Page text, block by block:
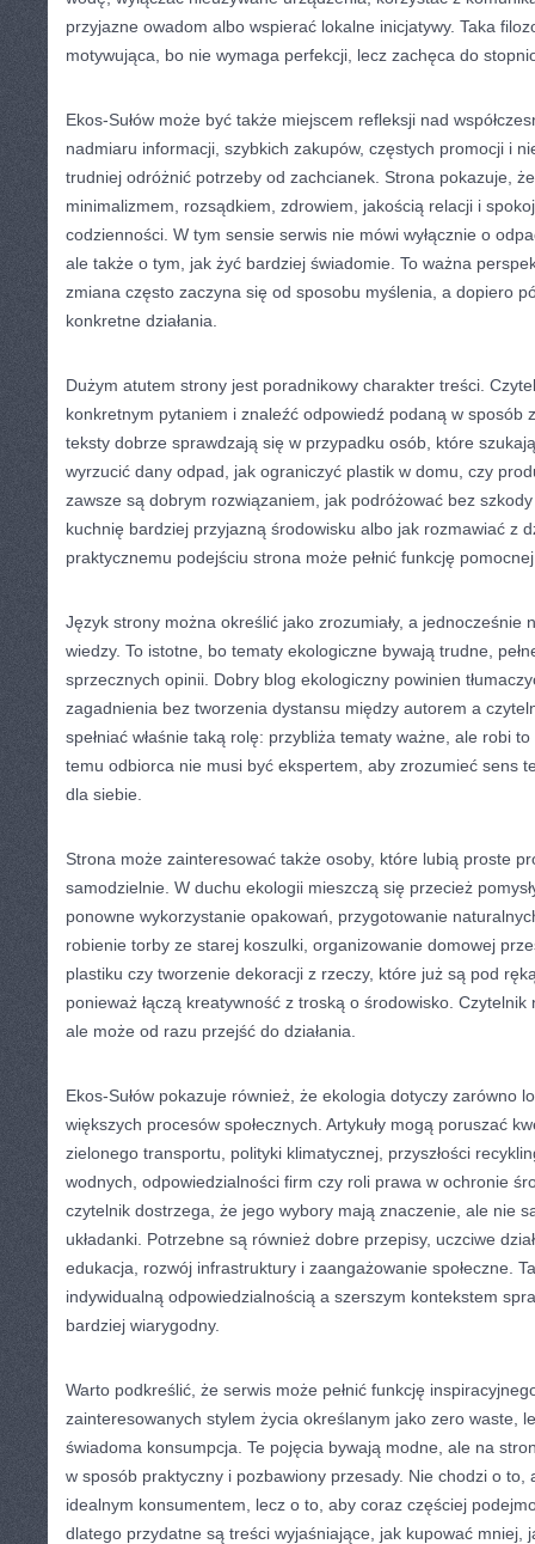
przyjazne owadom albo wspierać lokalne inicjatywy. Taka
motywująca, bo nie wymaga perfekcji, lecz zachęca do
Ekos-Sułów może być także miejscem refleksji nad
nadmiaru informacji, szybkich zakupów, częstych promocji i
trudniej odróżnić potrzeby od zachcianek. Strona pokazuje,
minimalizmem, rozsądkiem, zdrowiem, jakością relacji i
codzienności. W tym sensie serwis nie mówi wyłącznie o
ale także o tym, jak żyć bardziej świadomie. To ważna
zmiana często zaczyna się od sposobu myślenia, a dopiero
konkretne działania.
Dużym atutem strony jest poradnikowy charakter treści.
konkretnym pytaniem i znaleźć odpowiedź podaną w sposób
teksty dobrze sprawdzają się w przypadku osób, które
wyrzucić dany odpad, jak ograniczyć plastik w domu, czy
zawsze są dobrym rozwiązaniem, jak podróżować bez
kuchnię bardziej przyjazną środowisku albo jak rozmawiać z
praktycznemu podejściu strona może pełnić funkcję
Język strony można określić jako zrozumiały, a jednocześnie
wiedzy. To istotne, bo tematy ekologiczne bywają trudne,
sprzecznych opinii. Dobry blog ekologiczny powinien
zagadnienia bez tworzenia dystansu między autorem a
spełniać właśnie taką rolę: przybliża tematy ważne, ale robi
temu odbiorca nie musi być ekspertem, aby zrozumieć sens
dla siebie.
Strona może zainteresować także osoby, które lubią proste
samodzielnie. W duchu ekologii mieszczą się przecież
ponowne wykorzystanie opakowań, przygotowanie
robienie torby ze starej koszulki, organizowanie domowej
plastiku czy tworzenie dekoracji z rzeczy, które już są pod
ponieważ łączą kreatywność z troską o środowisko.
ale może od razu przejść do działania.
Ekos-Sułów pokazuje również, że ekologia dotyczy zarówno
większych procesów społecznych. Artykuły mogą poruszać
zielonego transportu, polityki klimatycznej, przyszłości
wodnych, odpowiedzialności firm czy roli prawa w ochronie
czytelnik dostrzega, że jego wybory mają znaczenie, ale nie
układanki. Potrzebne są również dobre przepisy, uczciwe
edukacja, rozwój infrastruktury i zaangażowanie społeczne.
indywidualną odpowiedzialnością a szerszym kontekstem
bardziej wiarygodny.
Warto podkreślić, że serwis może pełnić funkcję
zainteresowanych stylem życia określanym jako zero waste,
świadoma konsumpcja. Te pojęcia bywają modne, ale na
w sposób praktyczny i pozbawiony przesady. Nie chodzi o to,
idealnym konsumentem, lecz o to, aby coraz częściej
dlatego przydatne są treści wyjaśniające, jak kupować mniej,